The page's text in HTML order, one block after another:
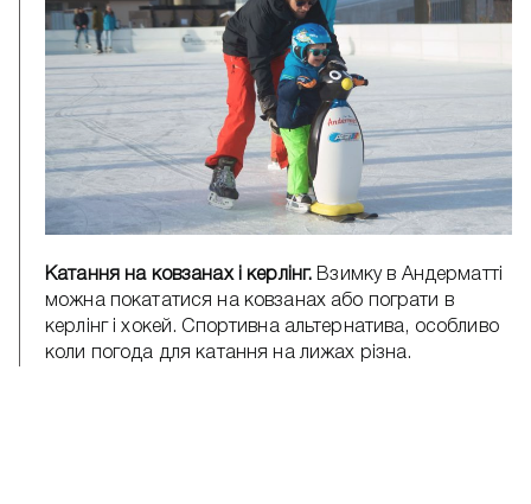
Катання на ковзанах і керлінг. Взимку в Андерматті
можна покататися на ковзанах або пограти в
керлінг і хокей. Спортивна альтернатива, особливо
коли погода для катання на лижах різна.